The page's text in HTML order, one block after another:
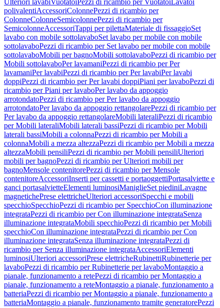
Ulteriori lavabiVuotatoiPezzi di ricambio per VuotatoiLavatoi
polivalentiAccessoriColonnePezzi di ricambio per
ColonneColonneSemicolonnePezzi di ricambio per
SemicolonneAccessoriTappi per pilettaMateriale di fissaggioSet
lavabo con mobile sottolavaboSet lavabo per mobile con mobile
sottolavaboPezzi di ricambio per Set lavabo per mobile con mobile
sottolavaboMobili per bagnoMobili sottolavaboPezzi di ricambio per
Mobili sottolavaboPer lavamaniPezzi di ricambio per Per
lavamaniPer lavabiPezzi di ricambio per Per lavabiPer lavabi
doppiPezzi di ricambio per Per lavabi doppiPiani per lavaboPezzi di
ricambio per Piani per lavaboPer lavabo da appoggio
arrotondatoPezzi di ricambio per Per lavabo da appoggio
arrotondatoPer lavabo da appoggio rettangolarePezzi di ricambio per
Per lavabo da appoggio rettangolareMobili lateraliPezzi di ricambio
per Mobili lateraliMobili laterali bassiPezzi di ricambio per Mobili
laterali bassiMobili a colonnaPezzi di ricambio per Mobili a
colonnaMobili a mezza altezzaPezzi di ricambio per Mobili a mezza
altezzaMobili pensiliPezzi di ricambio per Mobili pensiliUlteriori
mobili per bagnoPezzi di ricambio per Ulteriori mobili per
bagnoMensole contenitorePezzi di ricambio per Mensole
contenitoreAccessoriInserti per cassetti e portaoggettiPortasalviette e
ganci portasalvietteElementi luminosiManiglieSet piediniLavagne
magnetichePrese elettricheUlteriori accessoriSpecchi e mobili
specchioSpecchioPezzi di ricambio per SpecchioCon illuminazione
integrataPezzi di ricambio per Con illuminazione integrataSenza
illuminazione integrataMobili specchioPezzi di ricambio per Mobili
specchioCon illuminazione integrataPezzi di ricambio per Con
illuminazione integrataSenza illuminazione integrataPezzi di
ricambio per Senza illuminazione integrataAccessoriElementi
luminosiUlteriori accessoriPrese elettricheRubinettiRubinetterie per
lavaboPezzi di ricambio per Rubinetterie per lavaboMontaggio a
pianale, funzionamento a retePezzi di ricambio per Montaggio a
pianale, funzionamento a reteMontaggio a pianale, funzionamento a
batteriaPezzi di ricambio per Montaggio a pianale, funzionamento a
batteriaMontaggio a pianale, funzionamento tramite generatorePezzi